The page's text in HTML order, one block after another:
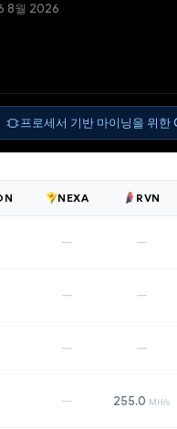
8월 2026
프로세서 기반 마이닝을 위한
NEXA RVN
— —
— —
— —
— 255.0 MH/s